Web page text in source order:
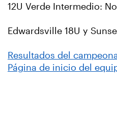
12U Verde Intermedio:
Edwardsville 18U y
Resultados del
Página de inicio del